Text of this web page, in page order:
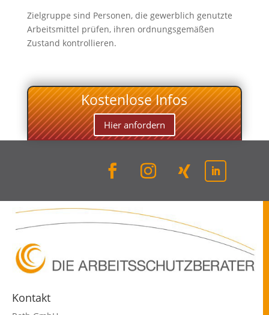
Zielgruppe sind Personen, die gewerblich genutzte
Arbeitsmittel prüfen, ihren ordnungsgemäßen
Zustand kontrollieren.
Kostenlose Infos
Hier anfordern
Kontakt